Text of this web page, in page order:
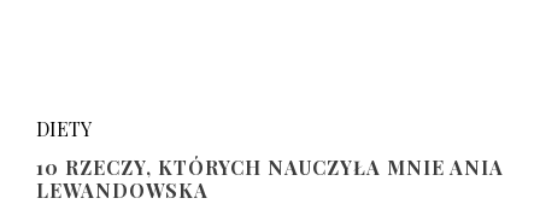
DIETY
10 RZECZY, KTÓRYCH NAUCZYŁA MNIE ANIA
LEWANDOWSKA